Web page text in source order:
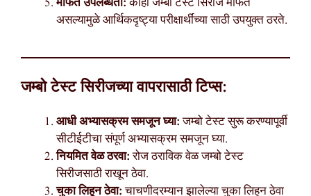
असल्यामुळे आर्थिकदृष्ट्या परीक्षार्थींच्या साठी उपयुक्त ठरते.
जम्बो टेस्ट सिरीजच्या वापरासाठी टिप्स:
आधी अभ्यासक्रम समजून घ्या:जम्बो टेस्ट सुरू करण्यापूर्वी
सीटीईटीचा संपूर्ण अभ्यासक्रम समजून घ्या.
नियमित वेळ ठरवा:रोज ठराविक वेळ जम्बो टेस्ट
सिरीजसाठी राखून ठेवा.
चुका लिहून ठेवा:चाचणीदरम्यान झालेल्या चुका लिहून ठेवा